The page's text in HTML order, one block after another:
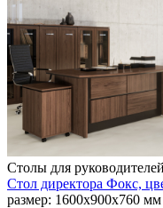
Столы для руководителей
Стол директора Фокс,
размер: 1600х900х760 мм